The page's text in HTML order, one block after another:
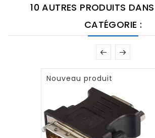
10 AUTRES PRODUITS
CATÉGORIE :
Nouveau produit